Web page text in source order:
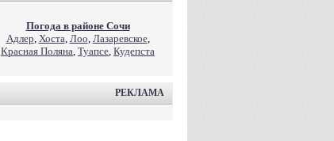
Погода в районе Сочи
Адлер, Хоста, Лоо, Лазаревское,
Красная Поляна, Туапсе, Кудепста
РЕКЛАМА